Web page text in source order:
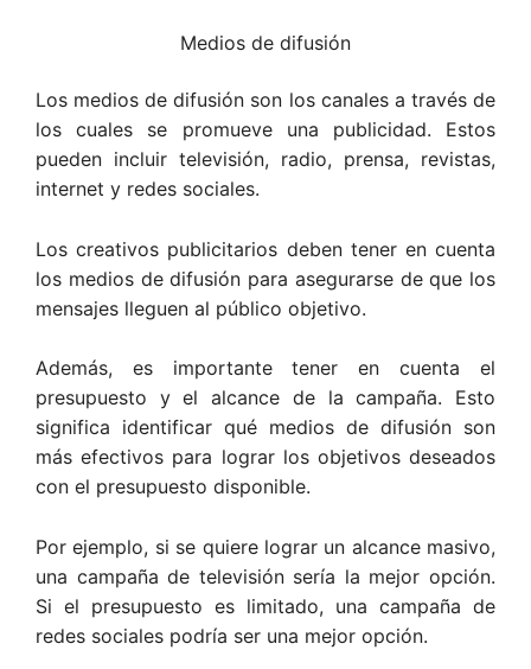
Medios de difusión
Los medios de difusión son los canales a través de
los cuales se promueve una publicidad. Estos
pueden incluir televisión, radio, prensa, revistas,
internet y redes sociales.
Los creativos publicitarios deben tener en cuenta
los medios de difusión para asegurarse de que los
mensajes lleguen al público objetivo.
Además, es importante tener en cuenta el
presupuesto y el alcance de la campaña. Esto
significa identificar qué medios de difusión son
más efectivos para lograr los objetivos deseados
con el presupuesto disponible.
Por ejemplo, si se quiere lograr un alcance masivo,
una campaña de televisión sería la mejor opción.
Si el presupuesto es limitado, una campaña de
redes sociales podría ser una mejor opción.